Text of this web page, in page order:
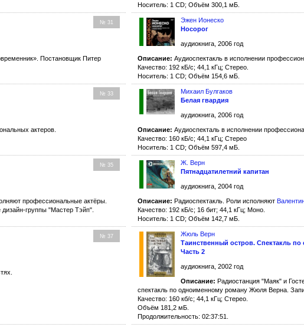
Носитель: 1 CD; Объём 300,1 мБ.
№ 31
Постановщик Питер
Эжен Ионеско
Носорог
аудиокнига, 2006 год
Описание: Аудиоспектакль в исполнении
Качество: 192 кБ/с; 44,1 кГц; Стерео.
Носитель: 1 CD; Объём 154,6 мБ.
№ 33
актеров.
Михаил Булгаков
Белая гвардия
аудиокнига, 2006 год
Описание: Аудиоспекталь в исполнении
Качество: 160 кБ/с; 44,1 кГц; Стерео
Носитель: 1 CD; Объём 597,4 мБ.
№ 35
профессиональные актёры.
группы "Мастер Тэйп".
Ж. Верн
Пятнадцатилетний капитан
аудиокнига, 2004 год
Описание: Радиоспектакль. Роли исполняют
Качество: 192 кБ/с; 16 бит; 44,1 кГц; Моно.
Носитель: 1 CD; Объём 142,7 мБ.
№ 37
Жюль Верн
Таинственный остров. Спектакль
Часть 2
аудиокнига, 2002 год
Описание: Радиостанция "Маяк" и
спектакль по одноименному роману Жюля Верна.
Качество: 160 кб/с; 44,1 кГц; Стерео.
Объём 181,2 мБ.
Продолжительность: 02:37:51.